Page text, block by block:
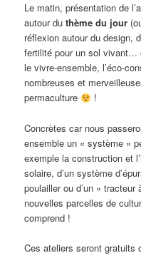
Le matin, présentation de
autour duthème du jour
réflexion autour du design,
fertilité pour un sol vivant…
le vivre-ensemble, l’éco-
nombreuses et
permaculture
!
Concrètes car nous
ensemble un « système »
exemple la construction et
solaire, d’un système
poulailler ou d’un «
nouvelles parcelles de
comprend !
Ces ateliers seront gratuits